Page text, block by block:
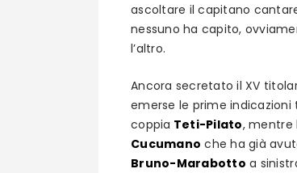
ascoltare il capitano
nessuno ha capito,
l’altro.
Ancora secretato il XV
emerse le prime indicazioni
coppia Teti-Pilato, mentre
Cucumano che ha già
Bruno-Marabotto a